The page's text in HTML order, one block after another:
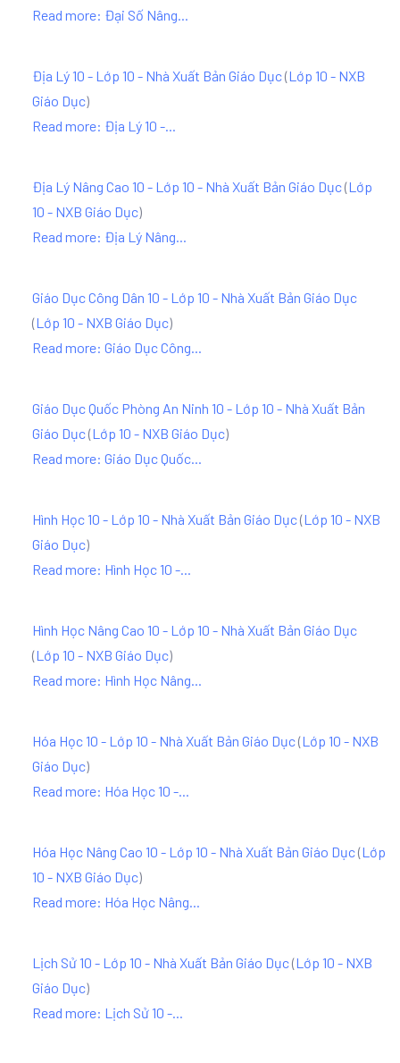
Read more: Đại Số Nâng...
Địa Lý 10 - Lớp 10 - Nhà Xuất Bản Giáo Dục(Lớp 10 - NXB
Giáo Dục)
Read more: Địa Lý 10 -...
Địa Lý Nâng Cao 10 - Lớp 10 - Nhà Xuất Bản Giáo Dục(Lớp
10 - NXB Giáo Dục)
Read more: Địa Lý Nâng...
Giáo Dục Công Dân 10 - Lớp 10 - Nhà Xuất Bản Giáo Dục
(Lớp 10 - NXB Giáo Dục)
Read more: Giáo Dục Công...
Giáo Dục Quốc Phòng An Ninh 10 - Lớp 10 - Nhà Xuất Bản
Giáo Dục(Lớp 10 - NXB Giáo Dục)
Read more: Giáo Dục Quốc...
Hình Học 10 - Lớp 10 - Nhà Xuất Bản Giáo Dục(Lớp 10 - NXB
Giáo Dục)
Read more: Hình Học 10 -...
Hình Học Nâng Cao 10 - Lớp 10 - Nhà Xuất Bản Giáo Dục
(Lớp 10 - NXB Giáo Dục)
Read more: Hình Học Nâng...
Hóa Học 10 - Lớp 10 - Nhà Xuất Bản Giáo Dục(Lớp 10 - NXB
Giáo Dục)
Read more: Hóa Học 10 -...
Hóa Học Nâng Cao 10 - Lớp 10 - Nhà Xuất Bản Giáo Dục(Lớp
10 - NXB Giáo Dục)
Read more: Hóa Học Nâng...
Lịch Sử 10 - Lớp 10 - Nhà Xuất Bản Giáo Dục(Lớp 10 - NXB
Giáo Dục)
Read more: Lịch Sử 10 -...